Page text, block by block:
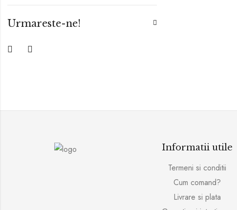
Urmareste-ne!
Informatii utile
Termeni si conditii
Cum comand?
Livrare si plata